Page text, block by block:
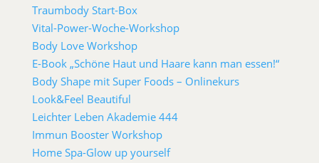
Traumbody Start-Box
Vital-Power-Woche-Workshop
Body Love Workshop
E-Book „Schöne Haut und Haare kann man essen!“
Body Shape mit Super Foods – Onlinekurs
Look&Feel Beautiful
Leichter Leben Akademie 444
Immun Booster Workshop
Home Spa-Glow up yourself